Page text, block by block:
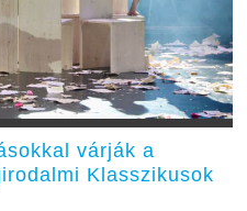
várják a
Klasszikusok